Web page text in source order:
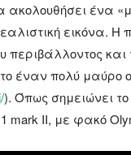
ένα
εικόνα. Η
και
έναν πολύ μαύρο
). Όπως σημειώνει
II, με φακό